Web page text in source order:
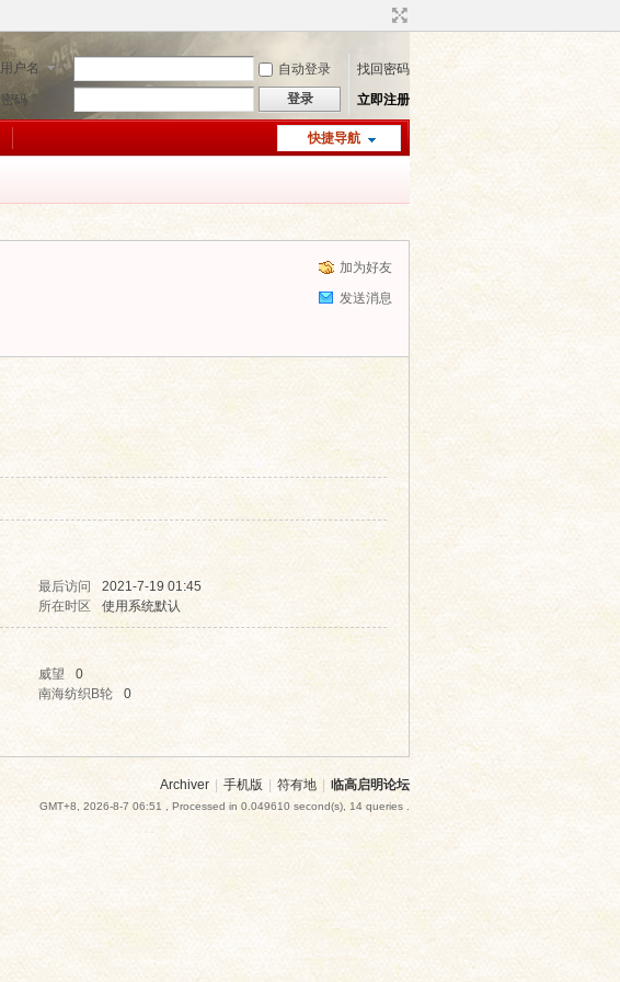
用户名 自动登录
找回密码
密码
登录 立即注册
快捷导航
加为好友
发送消息
最后访问
2021-7-19 01:45
所在时区 使用系统默认
威望
0
南海纺织B轮
0
Archiver 手机版 符有地 临高启明论坛
GMT+8, 2026-8-7 06:51 , Processed in 0.049610 second(s), 14 queries .